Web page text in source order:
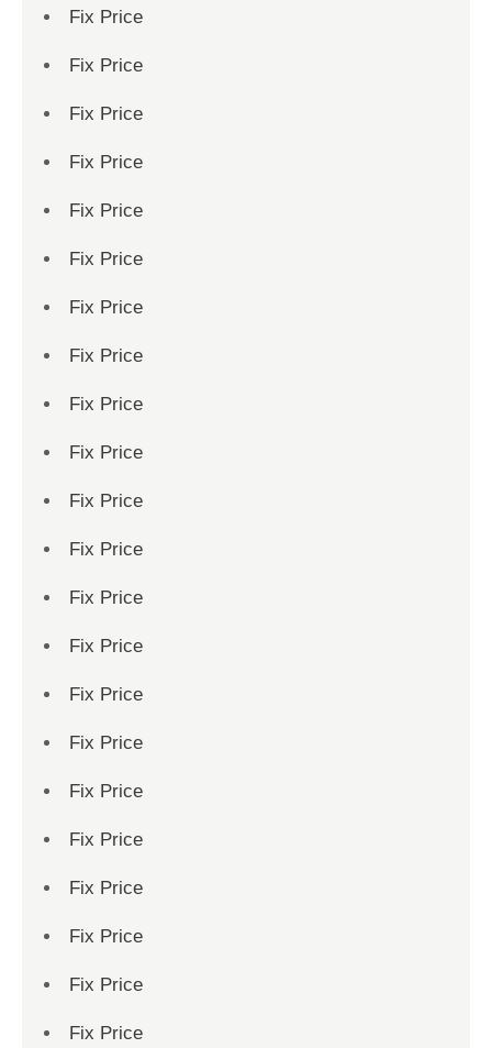
Fix Price
Fix Price
Fix Price
Fix Price
Fix Price
Fix Price
Fix Price
Fix Price
Fix Price
Fix Price
Fix Price
Fix Price
Fix Price
Fix Price
Fix Price
Fix Price
Fix Price
Fix Price
Fix Price
Fix Price
Fix Price
Fix Price